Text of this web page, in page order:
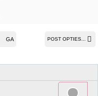
POST OPTIES...